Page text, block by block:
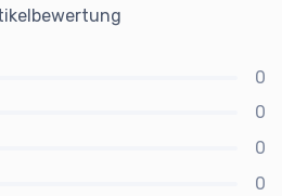
0
0
0
0